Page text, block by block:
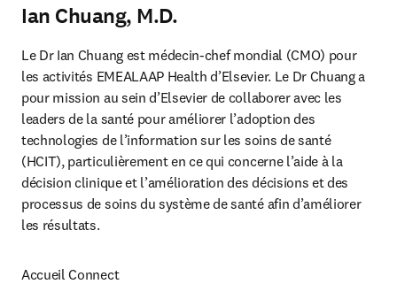
Ian Chuang, M.D.
Le Dr Ian Chuang est médecin-chef mondial (CMO) pour
les activités EMEALAAP Health d’Elsevier. Le Dr Chuang a
pour mission au sein d’Elsevier de collaborer avec les
leaders de la santé pour améliorer l’adoption des
technologies de l’information sur les soins de santé
(HCIT), particulièrement en ce qui concerne l’aide à la
décision clinique et l’amélioration des décisions et des
processus de soins du système de santé afin d’améliorer
les résultats.
Accueil Connect